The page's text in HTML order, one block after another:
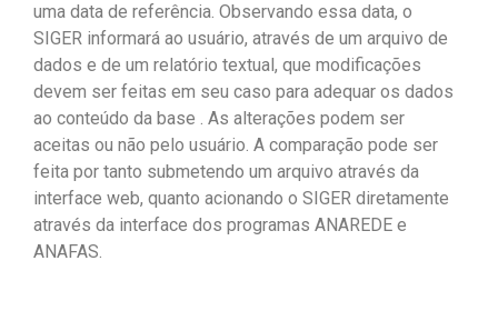
uma data de referência. Observando essa data, o
SIGER informará ao usuário, através de um arquivo de
dados e de um relatório textual, que modificações
devem ser feitas em seu caso para adequar os dados
ao conteúdo da base . As alterações podem ser
aceitas ou não pelo usuário. A comparação pode ser
feita por tanto submetendo um arquivo através da
interface web, quanto acionando o SIGER diretamente
através da interface dos programas ANAREDE e
ANAFAS.